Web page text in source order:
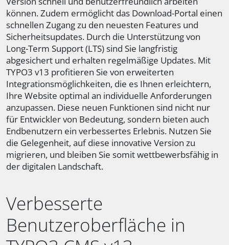
können. Zudem ermöglicht das Download-Portal einen
schnellen Zugang zu den neuesten Features und
Sicherheitsupdates. Durch die Unterstützung von
Long-Term Support (LTS) sind Sie langfristig
abgesichert und erhalten regelmäßige Updates. Mit
TYPO3 v13 profitieren Sie von erweiterten
Integrationsmöglichkeiten, die es Ihnen erleichtern,
Ihre Website optimal an individuelle Anforderungen
anzupassen. Diese neuen Funktionen sind nicht nur
für Entwickler von Bedeutung, sondern bieten auch
Endbenutzern ein verbessertes Erlebnis. Nutzen Sie
die Gelegenheit, auf diese innovative Version zu
migrieren, und bleiben Sie somit wettbewerbsfähig in
der digitalen Landschaft.
Verbesserte
Benutzeroberfläche in